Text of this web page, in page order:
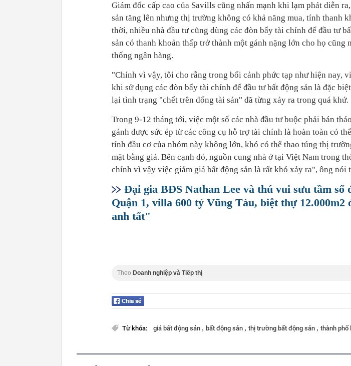
Giám đốc cấp cao của Savills cũng nhấn mạnh khi lạm phát diễn
sản tăng lên nhưng thị trường không có khả năng mua, tính thanh
thời, nhiều nhà đầu tư cũng dùng các đòn bẩy tài chính để đầu tư
sản có thanh khoản thấp trở thành một gánh nặng lớn cho họ cũng
thống ngân hàng.
"Chính vì vậy, tôi cho rằng trong bối cảnh phức tạp như hiện nay,
khi sử dụng các đòn bẩy tài chính để đầu tư bất động sản là đặc
lại tình trạng "chết trên đống tài sản" đã từng xảy ra trong quá khứ.
Trong 9-12 tháng tới, việc một số các nhà đầu tư buộc phải bán
gánh được sức ép từ các công cụ hỗ trợ tài chính là hoàn toàn có
tính đầu cơ của nhóm này không lớn, khó có thể thao túng thị
mặt bằng giá. Bên cạnh đó, nguồn cung nhà ở tại Việt Nam trong
chính vì vậy việc giảm giá bất động sản là rất khó xảy ra", ông nói
Đại gia BĐS Nathan Lee và thú vui sưu tầm sổ
Quận 1, villa 600 tỷ Vũng Tàu, biệt thự 12.000m2
anh tất"
Theo Doanh nghiệp và Tiếp thị
Từ khóa: giá bất động sản , bất động sản , thị trường bất động sản , thành phố